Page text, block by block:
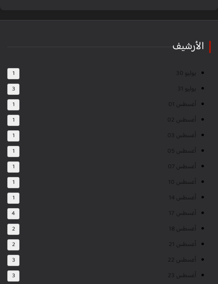
الأرشيف
يوليو 30
يوليو 31
أغسطس 01
أغسطس 02
أغسطس 03
أغسطس 05
أغسطس 07
أغسطس 10
أغسطس 14
أغسطس 17
أغسطس 18
أغسطس 21
أغسطس 22
أغسطس 23